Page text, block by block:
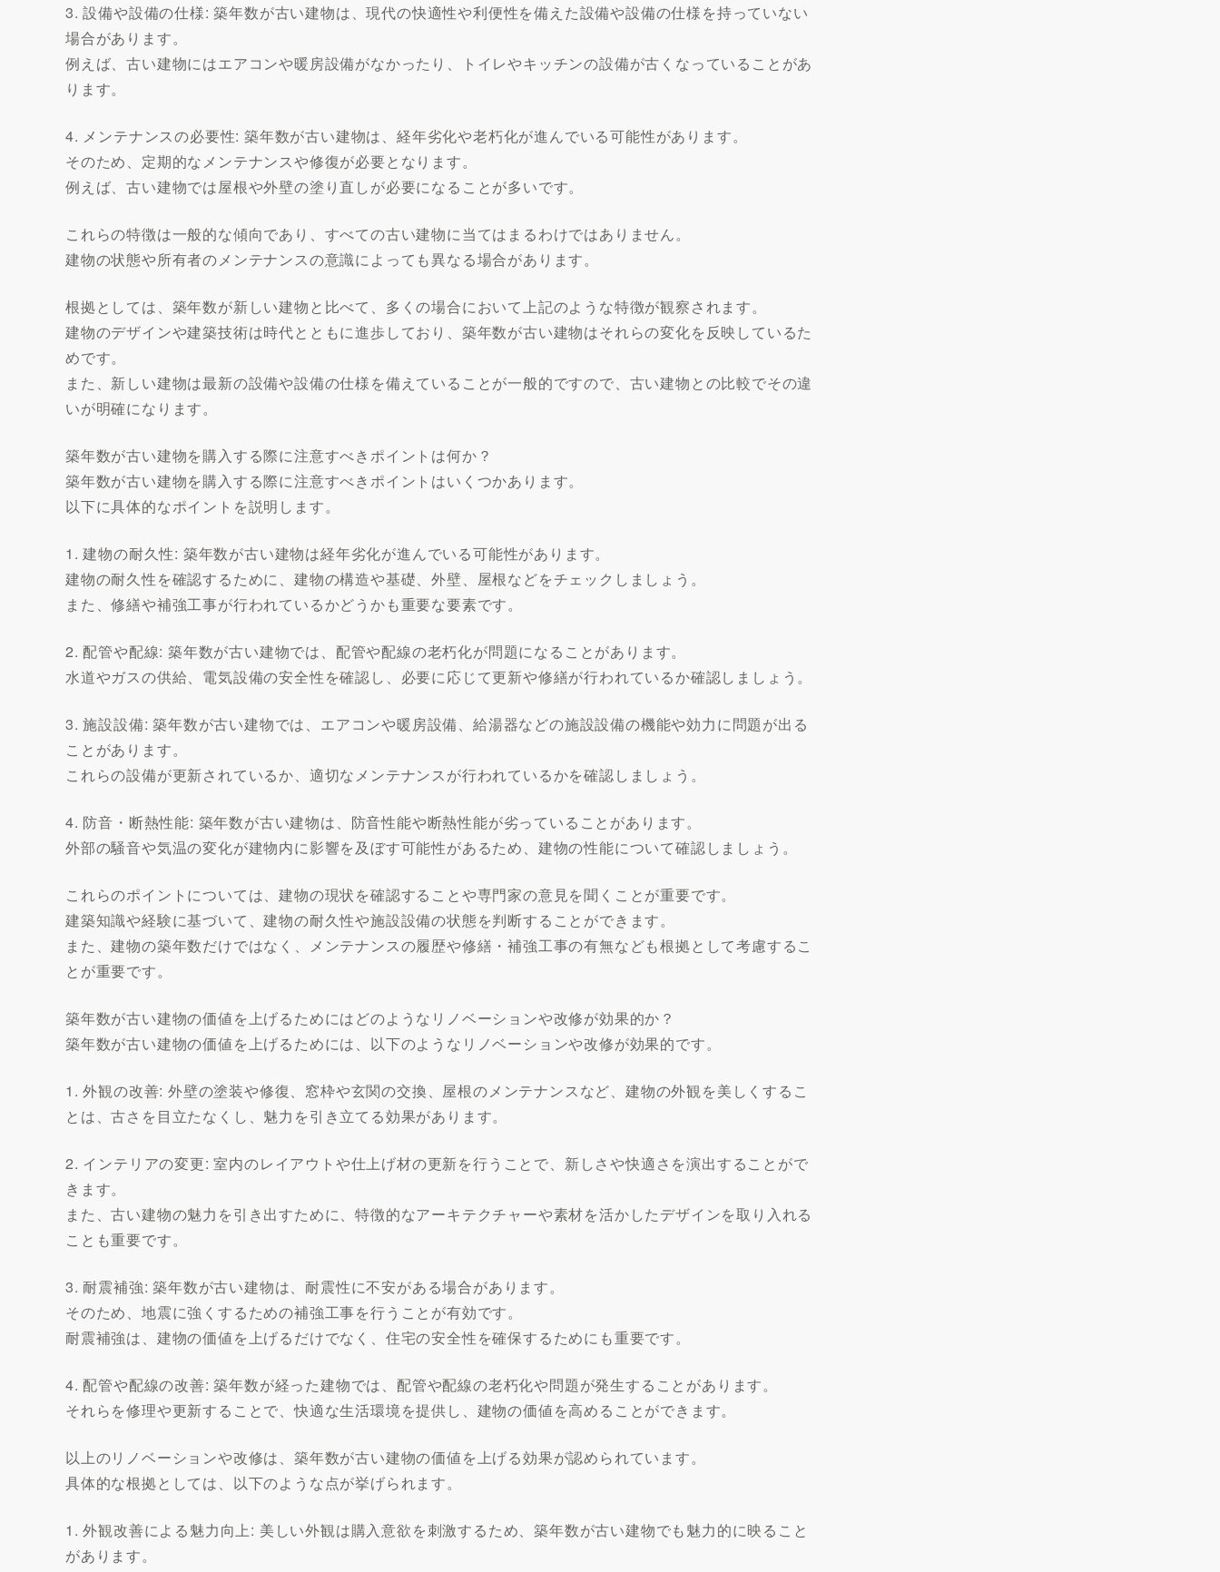
3. 設備や設備の仕様: 築年数が古い建物は、現代の快適性や利便性を備えた設備や設備の仕様を持っていない
場合があります。
例えば、古い建物にはエアコンや暖房設備がなかったり、トイレやキッチンの設備が古くなっていることがあ
ります。
4. メンテナンスの必要性: 築年数が古い建物は、経年劣化や老朽化が進んでいる可能性があります。
そのため、定期的なメンテナンスや修復が必要となります。
例えば、古い建物では屋根や外壁の塗り直しが必要になることが多いです。
これらの特徴は一般的な傾向であり、すべての古い建物に当てはまるわけではありません。
建物の状態や所有者のメンテナンスの意識によっても異なる場合があります。
根拠としては、築年数が新しい建物と比べて、多くの場合において上記のような特徴が観察されます。
建物のデザインや建築技術は時代とともに進歩しており、築年数が古い建物はそれらの変化を反映しているた
めです。
また、新しい建物は最新の設備や設備の仕様を備えていることが一般的ですので、古い建物との比較でその違
いが明確になります。
築年数が古い建物を購入する際に注意すべきポイントは何か？
築年数が古い建物を購入する際に注意すべきポイントはいくつかあります。
以下に具体的なポイントを説明します。
1. 建物の耐久性: 築年数が古い建物は経年劣化が進んでいる可能性があります。
建物の耐久性を確認するために、建物の構造や基礎、外壁、屋根などをチェックしましょう。
また、修繕や補強工事が行われているかどうかも重要な要素です。
2. 配管や配線: 築年数が古い建物では、配管や配線の老朽化が問題になることがあります。
水道やガスの供給、電気設備の安全性を確認し、必要に応じて更新や修繕が行われているか確認しましょう。
3. 施設設備: 築年数が古い建物では、エアコンや暖房設備、給湯器などの施設設備の機能や効力に問題が出る
ことがあります。
これらの設備が更新されているか、適切なメンテナンスが行われているかを確認しましょう。
4. 防音・断熱性能: 築年数が古い建物は、防音性能や断熱性能が劣っていることがあります。
外部の騒音や気温の変化が建物内に影響を及ぼす可能性があるため、建物の性能について確認しましょう。
これらのポイントについては、建物の現状を確認することや専門家の意見を聞くことが重要です。
建築知識や経験に基づいて、建物の耐久性や施設設備の状態を判断することができます。
また、建物の築年数だけではなく、メンテナンスの履歴や修繕・補強工事の有無なども根拠として考慮するこ
とが重要です。
築年数が古い建物の価値を上げるためにはどのようなリノベーションや改修が効果的か？
築年数が古い建物の価値を上げるためには、以下のようなリノベーションや改修が効果的です。
1. 外観の改善: 外壁の塗装や修復、窓枠や玄関の交換、屋根のメンテナンスなど、建物の外観を美しくするこ
とは、古さを目立たなくし、魅力を引き立てる効果があります。
2. インテリアの変更: 室内のレイアウトや仕上げ材の更新を行うことで、新しさや快適さを演出することがで
きます。
また、古い建物の魅力を引き出すために、特徴的なアーキテクチャーや素材を活かしたデザインを取り入れる
ことも重要です。
3. 耐震補強: 築年数が古い建物は、耐震性に不安がある場合があります。
そのため、地震に強くするための補強工事を行うことが有効です。
耐震補強は、建物の価値を上げるだけでなく、住宅の安全性を確保するためにも重要です。
4. 配管や配線の改善: 築年数が経った建物では、配管や配線の老朽化や問題が発生することがあります。
それらを修理や更新することで、快適な生活環境を提供し、建物の価値を高めることができます。
以上のリノベーションや改修は、築年数が古い建物の価値を上げる効果が認められています。
具体的な根拠としては、以下のような点が挙げられます。
1. 外観改善による魅力向上: 美しい外観は購入意欲を刺激するため、築年数が古い建物でも魅力的に映ること
があります。